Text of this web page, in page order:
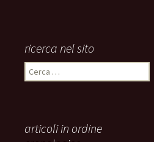
ricerca nel sito
Ricerca
per:
articoli in ordine